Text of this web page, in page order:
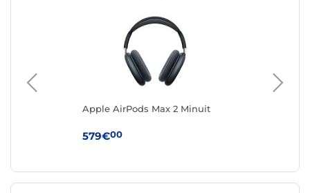
Apple AirPods Max 2 Minuit
579€00